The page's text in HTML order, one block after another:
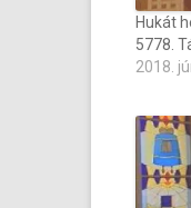
Hukát
5778.
2018.